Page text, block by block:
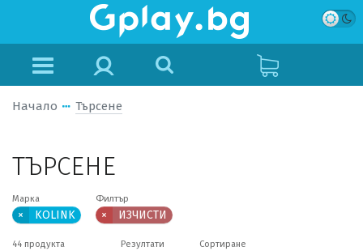
Начало Търсене
ТЪРСЕНЕ
Марка
× KOLINK
Филтър
× ИЗЧИСТИ
44 продукта Резултати Сортиране